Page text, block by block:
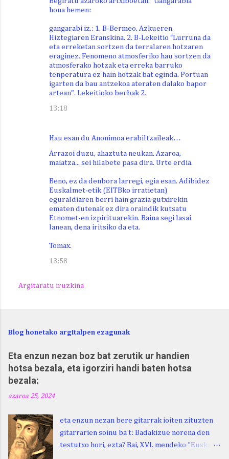
hona hemen:
gangarabi iz.: 1. B-Bermeo. Azkueren
Hiztegiaren Eranskina. 2. B-Lekeitio “Lurruna da
eta erreketan sortzen da terralaren hotzaren
eraginez. Fenomeno atmosferiko hau sortzen da
atmosferako hotzak eta erreka barruko
tenperatura ez hain hotzak bat eginda. Portuan
igarten da bau antzekoa ateraten dalako bapor
artean". Lekeitioko berbak 2.
13:18
Hau esan du Anonimoa erabiltzaileak…
Arrazoi duzu, ahaztuta neukan. Azaroa,
maiatza... sei hilabete pasa dira. Urte erdia.
Beno, ez da denbora larregi, egia esan. Adibidez
Euskalmet-etik (EITBko irratietan)
eguraldiaren berri hain grazia gutxirekin
ematen dutenak ez dira oraindik kutsatu
Etnomet-en izpirituarekin. Baina segi lasai
lanean, dena iritsiko da eta.
Tomax.
13:58
Argitaratu iruzkina
Blog honetako argitalpen ezagunak
Eta enzun nezan boz bat zerutik ur handien
hotsa bezala, eta igorziri handi baten hotsa
bezala:
azaroa 25, 2024
eta enzun nezan bere gitarrak ioiten zituzten
gitarrarien soinu ba t: Badakizue norena den
testutxo hori, ezta? Bai, XVI. mendeko "Euskara